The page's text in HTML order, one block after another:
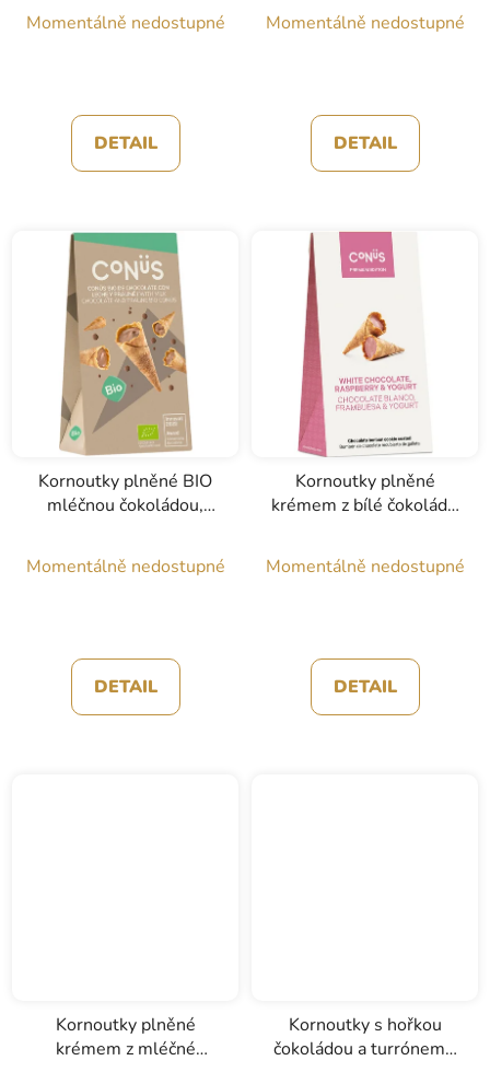
Momentálně nedostupné
DETAIL
Momentálně nedostupné
DETAIL
Kornoutky plněné BIO
mléčnou čokoládou,
Momentálně nedostupné
DETAIL
Kornoutky plněné
krémem z bílé čokolády,
Conüs, 70g
Momentálně nedostupné
DETAIL
Kornoutky plněné
krémem z mléčné
Kornoutky s hořkou
čokoládou a turrónem z